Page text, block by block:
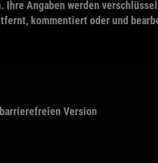
Ihre Angaben werden
kommentiert oder und
Version